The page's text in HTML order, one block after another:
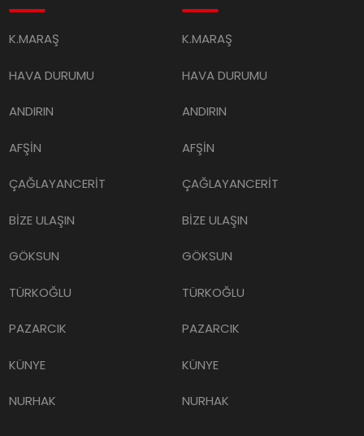
K.MARAŞ
HAVA DURUMU
ANDIRIN
AFŞİN
ÇAĞLAYANCERİT
BİZE ULAŞIN
GÖKSUN
TÜRKOĞLU
PAZARCIK
KÜNYE
NURHAK
K.MARAŞ
HAVA DURUMU
ANDIRIN
AFŞİN
ÇAĞLAYANCERİT
BİZE ULAŞIN
GÖKSUN
TÜRKOĞLU
PAZARCIK
KÜNYE
NURHAK